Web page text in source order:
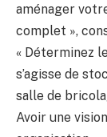
aménager
complet »,
« Déterminez
s’agisse de
salle de
Avoir une